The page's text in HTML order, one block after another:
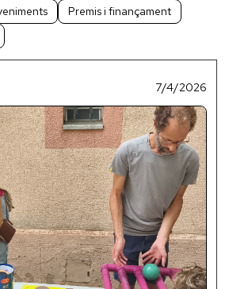
Premis i finançament
7/4/2026